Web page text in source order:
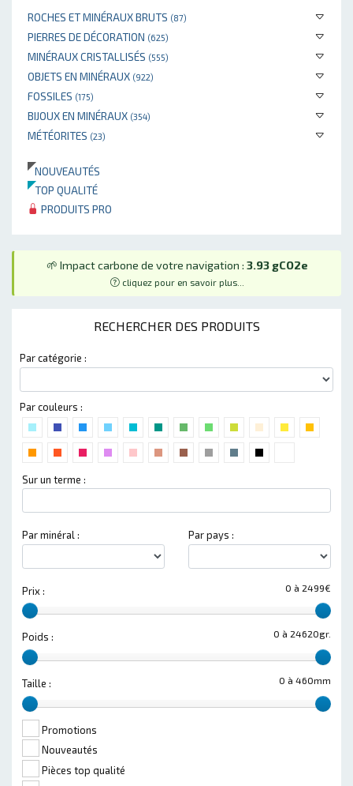
ROCHES ET MINÉRAUX BRUTS (87)
PIERRES DE DÉCORATION (625)
MINÉRAUX CRISTALLISÉS (555)
OBJETS EN MINÉRAUX (922)
FOSSILES (175)
BIJOUX EN MINÉRAUX (354)
MÉTÉORITES (23)
NOUVEAUTÉS
TOP QUALITÉ
PRODUITS PRO
🌱 Impact carbone de votre navigation : 3.93 gCO2e
cliquez pour en savoir plus...
RECHERCHER DES PRODUITS
Par catégorie :
Par couleurs :
Sur un terme :
Par minéral : Par pays :
0 à 2499€
Prix :
0 à 24620gr.
Poids :
0 à 460mm
Taille :
Promotions
Nouveautés
Pièces top qualité